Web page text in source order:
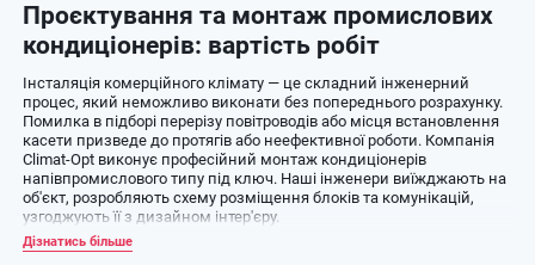
Проєктування та монтаж промислових
кондиціонерів: вартість робіт
Інсталяція комерційного клімату — це складний інженерний
процес, який неможливо виконати без попереднього розрахунку.
Помилка в підборі перерізу повітроводів або місця встановлення
касети призведе до протягів або неефективної роботи. Компанія
Climat-Opt виконує професійний монтаж кондиціонерів
напівпромислового типу під ключ. Наші інженери виїжджають на
об'єкт, розробляють схему розміщення блоків та комунікацій,
узгоджують її з дизайном інтер'єру.
Ми виконуємо складні роботи: прокладання трас довжиною
Дізнатись більше